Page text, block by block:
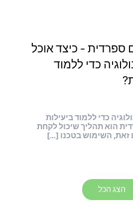
ספרדית - כיצד אוכל
כדי ללמוד
כדי ללמוד ביעילות
הוא תהליך שיכול לקחת
זאת, השימוש בטכנו […]
הצג הכל